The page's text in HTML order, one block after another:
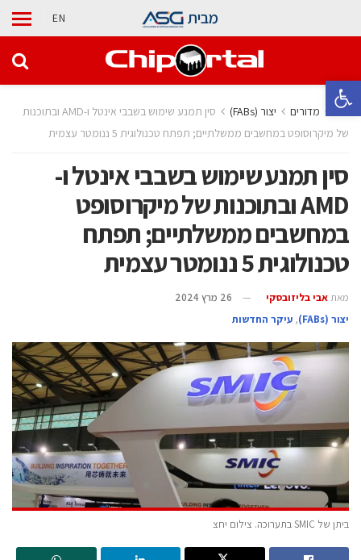
פתח סרגל נגישות
מבית EN
בית מדורים ‫יצור (‪(FABs‬‬
סין תמנע שימוש בשבבי אינטל ו-AMD ובתוכנות
של מיקרוסופט במחשבים ממשלתיים; תפתח טכנולוגית 5 ננומטר עצמית
סין תמנע שימוש בשבבי אינטל ו-
AMD ובתוכנות של מיקרוסופט
במחשבים ממשלתיים; תפתח
טכנולוגית 5 ננומטר עצמית
מאת אבי בליזובסקי
26 מרץ 2024
‫יצור (‪(FABs‬‬
, עיקר החדשות
ביתן של SMIC בתערוכה. צילום יחצ